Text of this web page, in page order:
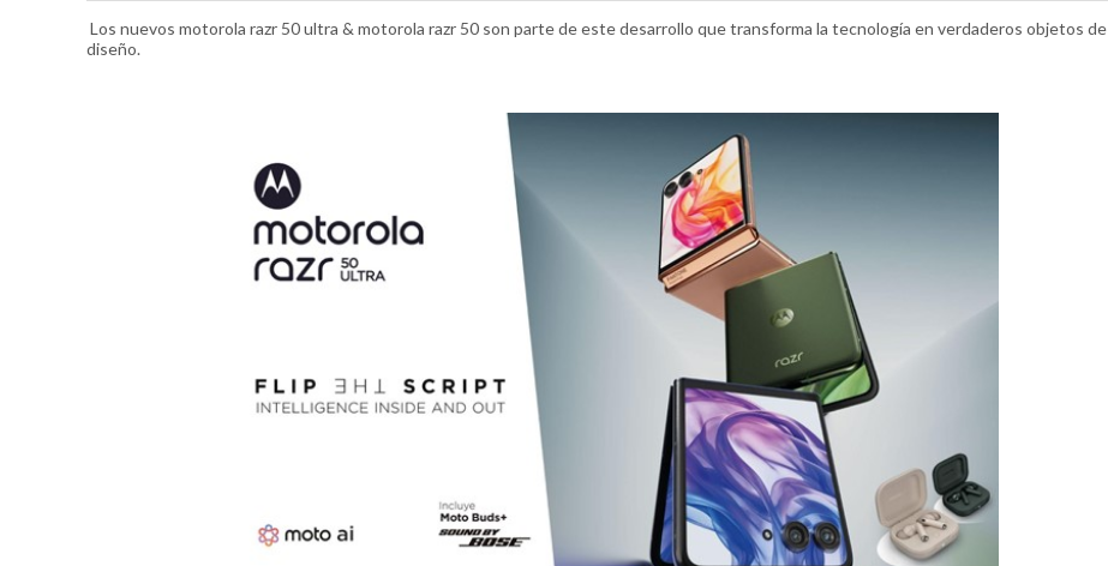
Los nuevos motorola razr 50 ultra & motorola razr 50 son parte de este desarrollo que transforma la tecnología en verdaderos objetos de
diseño.